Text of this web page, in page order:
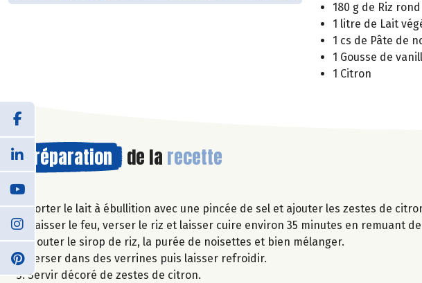
180 g de Riz rond
1 litre de Lait
1 cs de Pâte de
1 Gousse de
1 Citron
Préparation de la recette
Porter le lait à ébullition avec une pincée de sel et ajouter les zestes de
Baisser le feu, verser le riz et laisser cuire environ 35 minutes en remuant
Ajouter le sirop de riz, la purée de noisettes et bien mélanger.
Verser dans des verrines puis laisser refroidir.
Servir décoré de zestes de citron.